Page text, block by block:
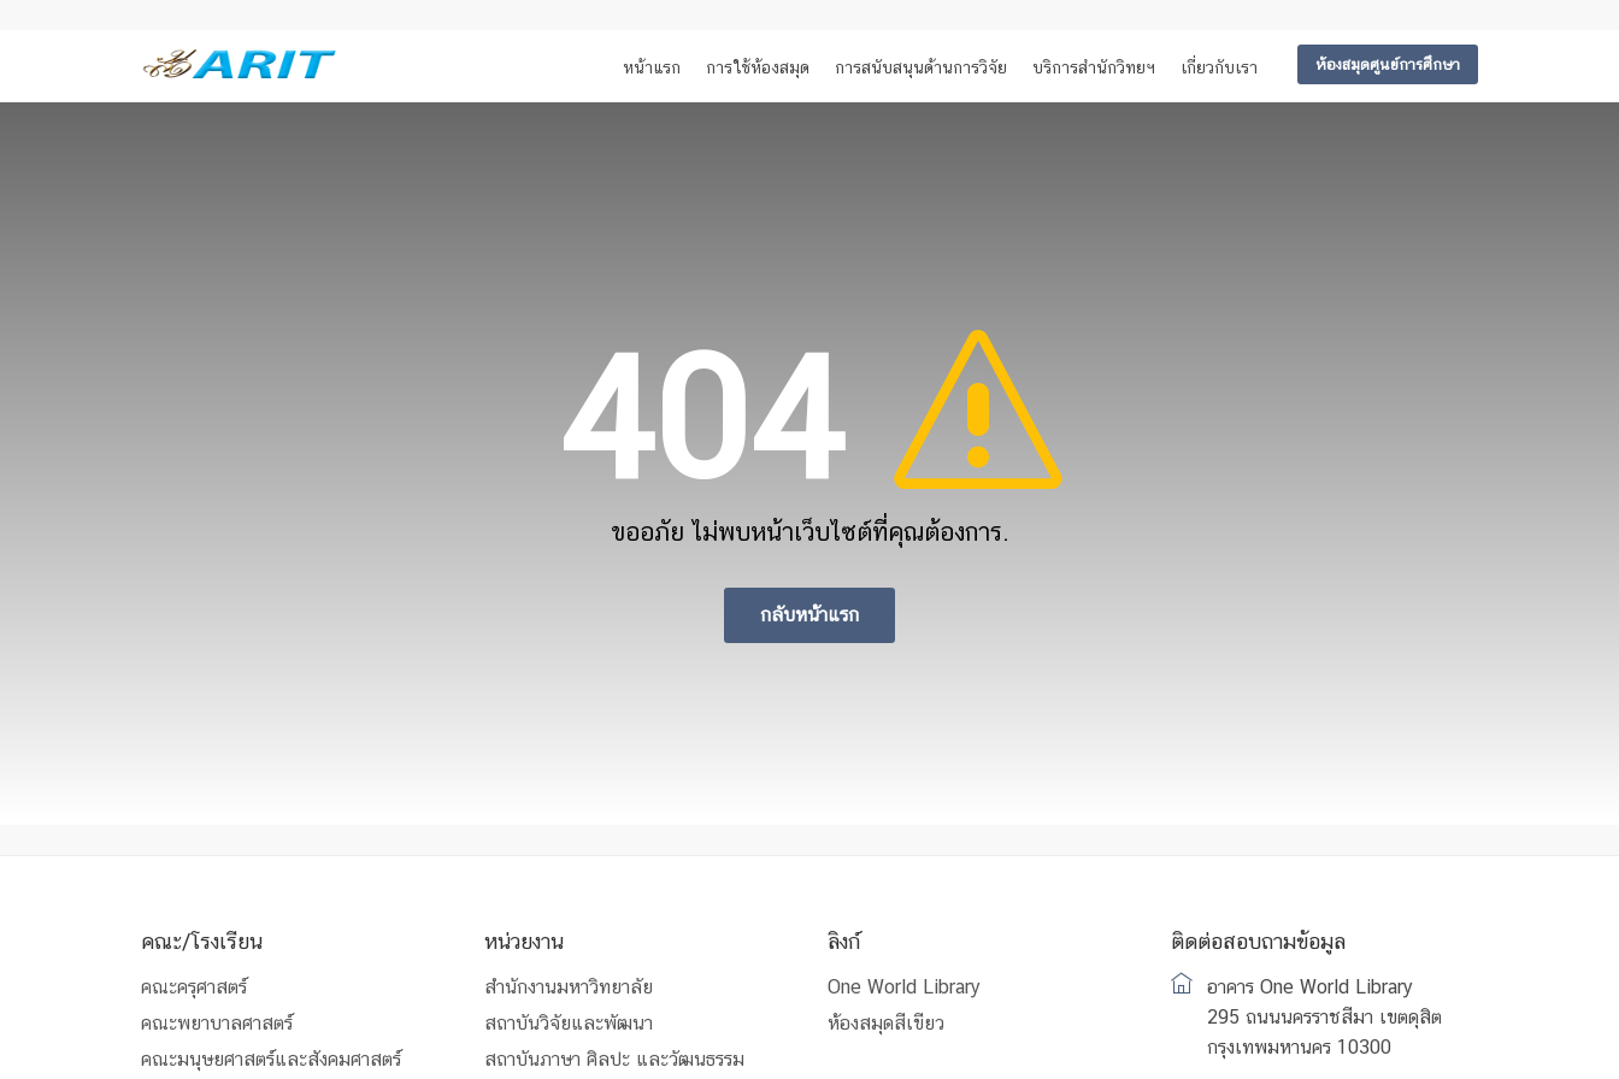
ห้องสมุดศูนย์การศึกษา
หน้าแรก การใช้ห้องสมุด การสนับสนุนด้านการวิจัย บริการสำนักวิทยฯ เกี่ยวกับเรา
404
ขออภัย ไม่พบหน้าเว็บไซต์ที่คุณต้องการ.
กลับหน้าแรก
คณะ/โรงเรียน
คณะครุศาสตร์
คณะพยาบาลศาสตร์
คณะมนุษยศาสตร์และสังคมศาสตร์
หน่วยงาน
สำนักงานมหาวิทยาลัย
สถาบันวิจัยและพัฒนา
สถาบันภาษา ศิลปะ และวัฒนธรรม
ลิงก์
One World Library
ห้องสมุดสีเขียว
ติดต่อสอบถามข้อมูล
อาคาร One World Library
295 ถนนนครราชสีมา เขตดุสิต
กรุงเทพมหานคร 10300